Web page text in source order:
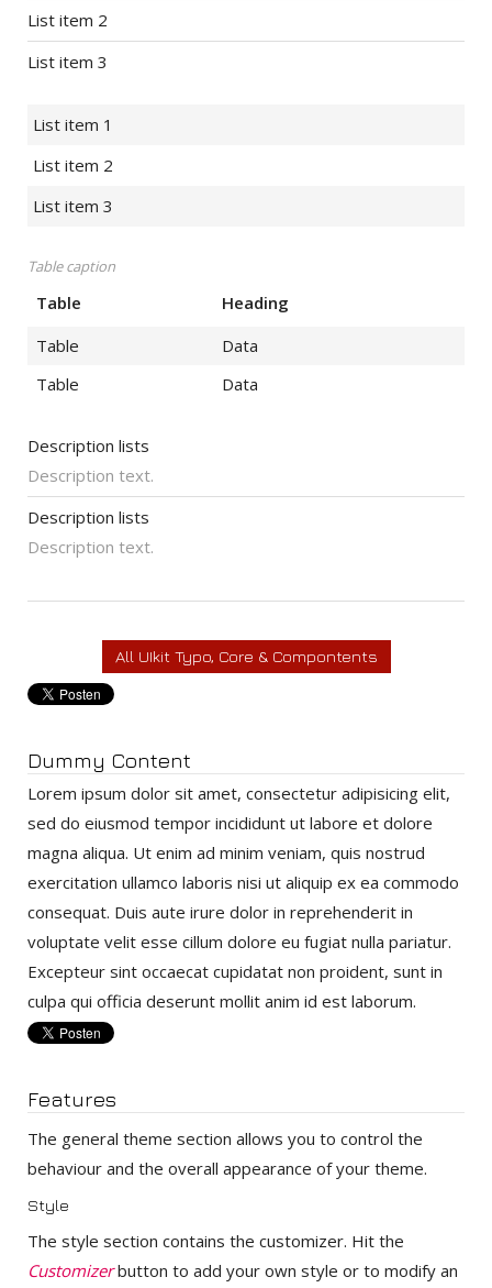
List item 2
List item 3
List item 1
List item 2
List item 3
Table caption
Table
Heading
Table
Data
Table
Data
Description lists
Description text.
Description lists
Description text.
All UIkit Typo, Core & Compontents
Dummy Content
Lorem ipsum dolor sit amet, consectetur adipisicing elit,
sed do eiusmod tempor incididunt ut labore et dolore
magna aliqua. Ut enim ad minim veniam, quis nostrud
exercitation ullamco laboris nisi ut aliquip ex ea commodo
consequat. Duis aute irure dolor in reprehenderit in
voluptate velit esse cillum dolore eu fugiat nulla pariatur.
Excepteur sint occaecat cupidatat non proident, sunt in
culpa qui officia deserunt mollit anim id est laborum.
Features
The general theme section allows you to control the
behaviour and the overall appearance of your theme.
Style
The style section contains the customizer. Hit the
Customizerbutton to add your own style or to modify an